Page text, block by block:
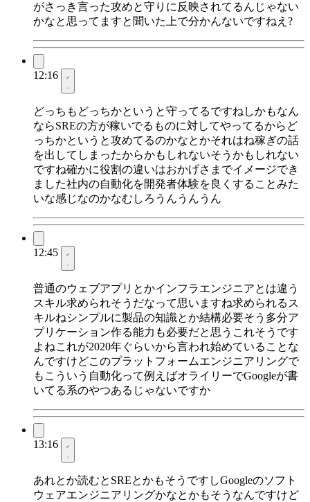
がさっき言った攻めと守りに反映されてるんじゃない
かなと思ってますと聞いた上で分かんないですねえ?
12:16
どっちもどっちかというと守ってるですねしかもなん
ならSREの方が稼いでるものに対してやってるからど
っちかというと攻めてるのかなとかそれはね稼ぎの話
を出してしまったからかもしれないそうかもしれない
ですね確かに役割の違いはおかげさまでイメージでき
ました社内の自動化を開発者体験を良くすることみた
いな感じなのかなむしろうんうんうん
12:45
普通のウェブアプリとかインフラエンジニアとは違う
スキル求められそうだなって思いますね求められるス
キルねシンプルに製品の知識とか結構必要そう多分ア
プリケーション作る能力も必要だと思うこれそうです
よねこれが2020年ぐらいから言われ始めていることな
んですけどこのプラットフォームエンジニアリングで
もこういう自動化って例えばオライリーでGoogleが書
いてる系のやつあるじゃないですか
13:16
あれとか読むとSREとかもそうですしGoogleのソフト
ウェアエンジニアリングかなとかもそうなんですけど